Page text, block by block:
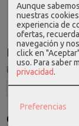
Idioma
Costes de
Aunque
nuestras
experiencia de
ofertas,
navegación y
click en
uso. Para saber
privacidad.
Preferencias